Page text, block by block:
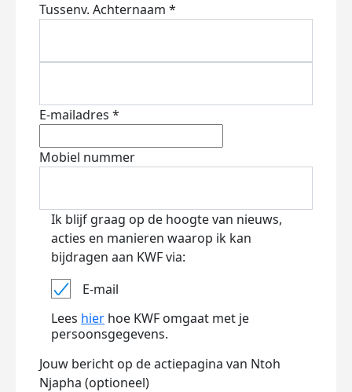
Tussenv. Achternaam *
E-mailadres *
Mobiel nummer
Ik blijf graag op de hoogte van nieuws,
acties en manieren waarop ik kan
bijdragen aan KWF via:
E-mail
Lees hier hoe KWF omgaat met je
persoonsgegevens.
Jouw bericht op de actiepagina van Ntoh
Njapha (optioneel)